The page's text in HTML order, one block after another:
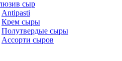
сыр
Antipasti
Крем сыры
Полутвердые сыры
Ассорти сыров